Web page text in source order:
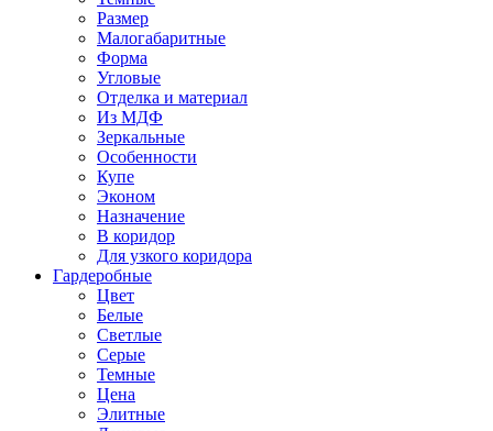
Размер
Малогабаритные
Форма
Угловые
Отделка и материал
Из МДФ
Зеркальные
Особенности
Купе
Эконом
Назначение
В коридор
Для узкого коридора
Гардеробные
Цвет
Белые
Светлые
Серые
Темные
Цена
Элитные